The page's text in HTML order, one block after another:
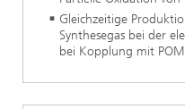
Gleichzeitige
Synthesegas bei der
bei Kopplung mit POM